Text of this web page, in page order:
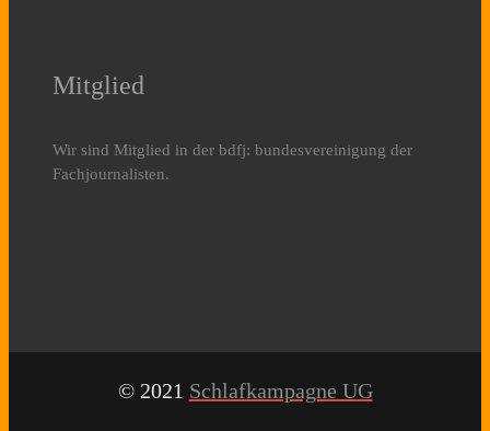
Mitglied
Wir sind Mitglied in der bdfj: bundesvereinigung der
Fachjournalisten.
© 2021 Schlafkampagne UG